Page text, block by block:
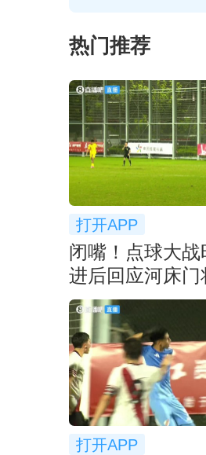
热门推荐
打开APP
闭嘴！点球大战
进后回应河床门
衅
打开APP